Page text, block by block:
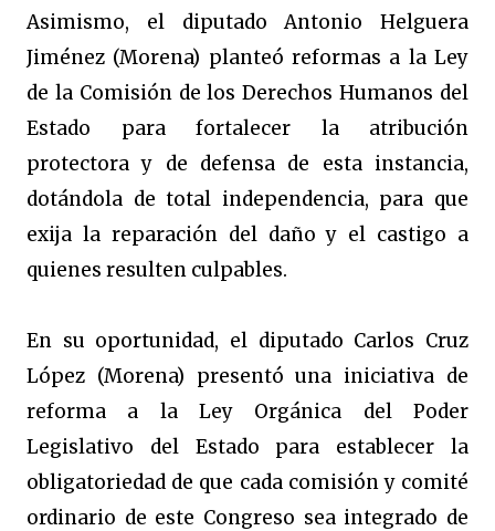
Asimismo, el diputado Antonio Helguera
Jiménez (Morena) planteó reformas a la Ley
de la Comisión de los Derechos Humanos del
Estado para fortalecer la atribución
protectora y de defensa de esta instancia,
dotándola de total independencia, para que
exija la reparación del daño y el castigo a
quienes resulten culpables.
En su oportunidad, el diputado Carlos Cruz
López (Morena) presentó una iniciativa de
reforma a la Ley Orgánica del Poder
Legislativo del Estado para establecer la
obligatoriedad de que cada comisión y comité
ordinario de este Congreso sea integrado de